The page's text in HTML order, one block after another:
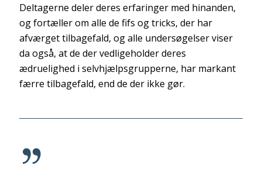
Deltagerne deler deres erfaringer med hinanden,
og fortæller om alle de fifs og tricks, der har
afværget tilbagefald, og alle undersøgelser viser
da også, at de der vedligeholder deres
ædruelighed i selvhjælpsgrupperne, har markant
færre tilbagefald, end de der ikke gør.